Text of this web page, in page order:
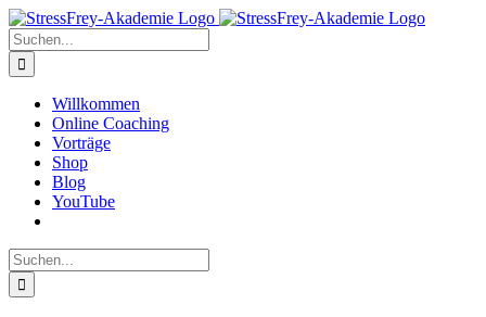
Zum
Inhalt
springen
Suche
nach:
Willkommen
Online Coaching
Vorträge
Shop
Blog
YouTube
Suche
nach: